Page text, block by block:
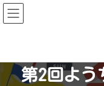
コ
ン
テ
キ
ナ
ビ
ゲ
に
第2回よう